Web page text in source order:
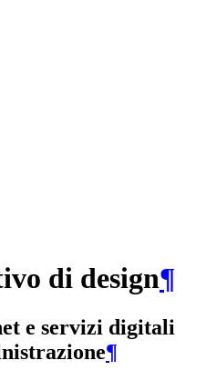
di design¶
e servizi digitali
¶